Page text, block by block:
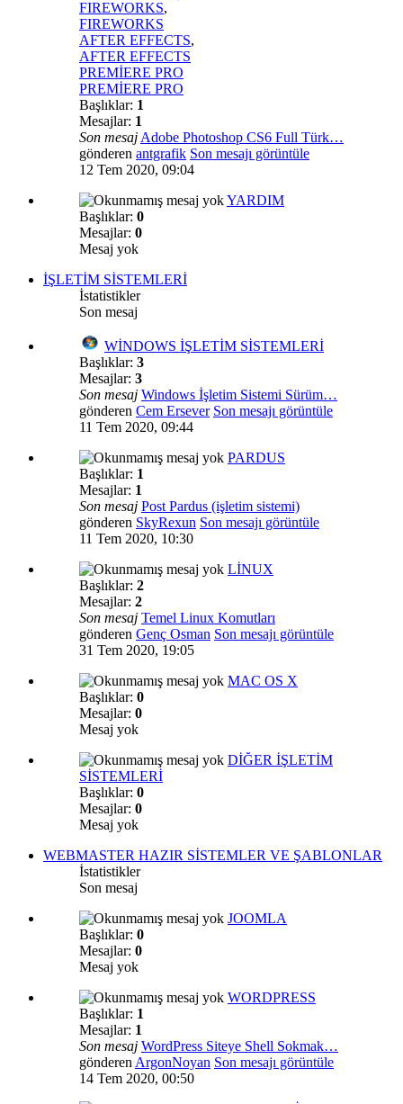
FIREWORKS,
FIREWORKS
AFTER EFFECTS,
AFTER EFFECTS
PREMİERE PRO
PREMİERE PRO
Başlıklar: 1
Mesajlar: 1
Son mesaj Adobe Photoshop CS6 Full Türk…
gönderen antgrafik Son mesajı görüntüle
12 Tem 2020, 09:04
YARDIM
Başlıklar: 0
Mesajlar: 0
Mesaj yok
İŞLETİM SİSTEMLERİ
İstatistikler
Son mesaj
WİNDOWS İŞLETİM SİSTEMLERİ
Başlıklar: 3
Mesajlar: 3
Son mesaj Windows İşletim Sistemi Sürüm…
gönderen Cem Ersever Son mesajı görüntüle
11 Tem 2020, 09:44
PARDUS
Başlıklar: 1
Mesajlar: 1
Son mesaj Post Pardus (işletim sistemi)
gönderen SkyRexun Son mesajı görüntüle
11 Tem 2020, 10:30
LİNUX
Başlıklar: 2
Mesajlar: 2
Son mesaj Temel Linux Komutları
gönderen Genç Osman Son mesajı görüntüle
31 Tem 2020, 19:05
MAC OS X
Başlıklar: 0
Mesajlar: 0
Mesaj yok
DİĞER İŞLETİM
SİSTEMLERİ
Başlıklar: 0
Mesajlar: 0
Mesaj yok
WEBMASTER HAZIR SİSTEMLER VE ŞABLONLAR
İstatistikler
Son mesaj
JOOMLA
Başlıklar: 0
Mesajlar: 0
Mesaj yok
WORDPRESS
Başlıklar: 1
Mesajlar: 1
Son mesaj WordPress Siteye Shell Sokmak…
gönderen ArgonNoyan Son mesajı görüntüle
14 Tem 2020, 00:50